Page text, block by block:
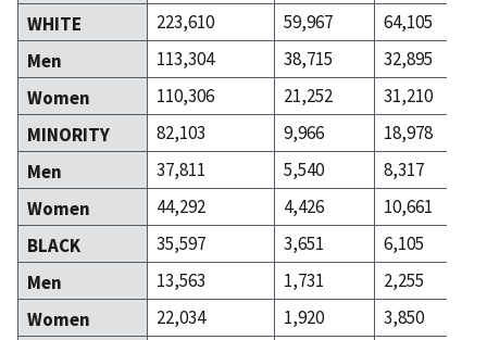
WHITE
223,610 59,967
64,105
Men
113,304 38,715
32,895
Women
110,306 21,252
31,210
MINORITY
82,103 9,966
18,978
Men
37,811 5,540
8,317
Women
44,292 4,426
10,661
BLACK
35,597 3,651
6,105
Men
13,563 1,731
2,255
Women
22,034 1,920
3,850